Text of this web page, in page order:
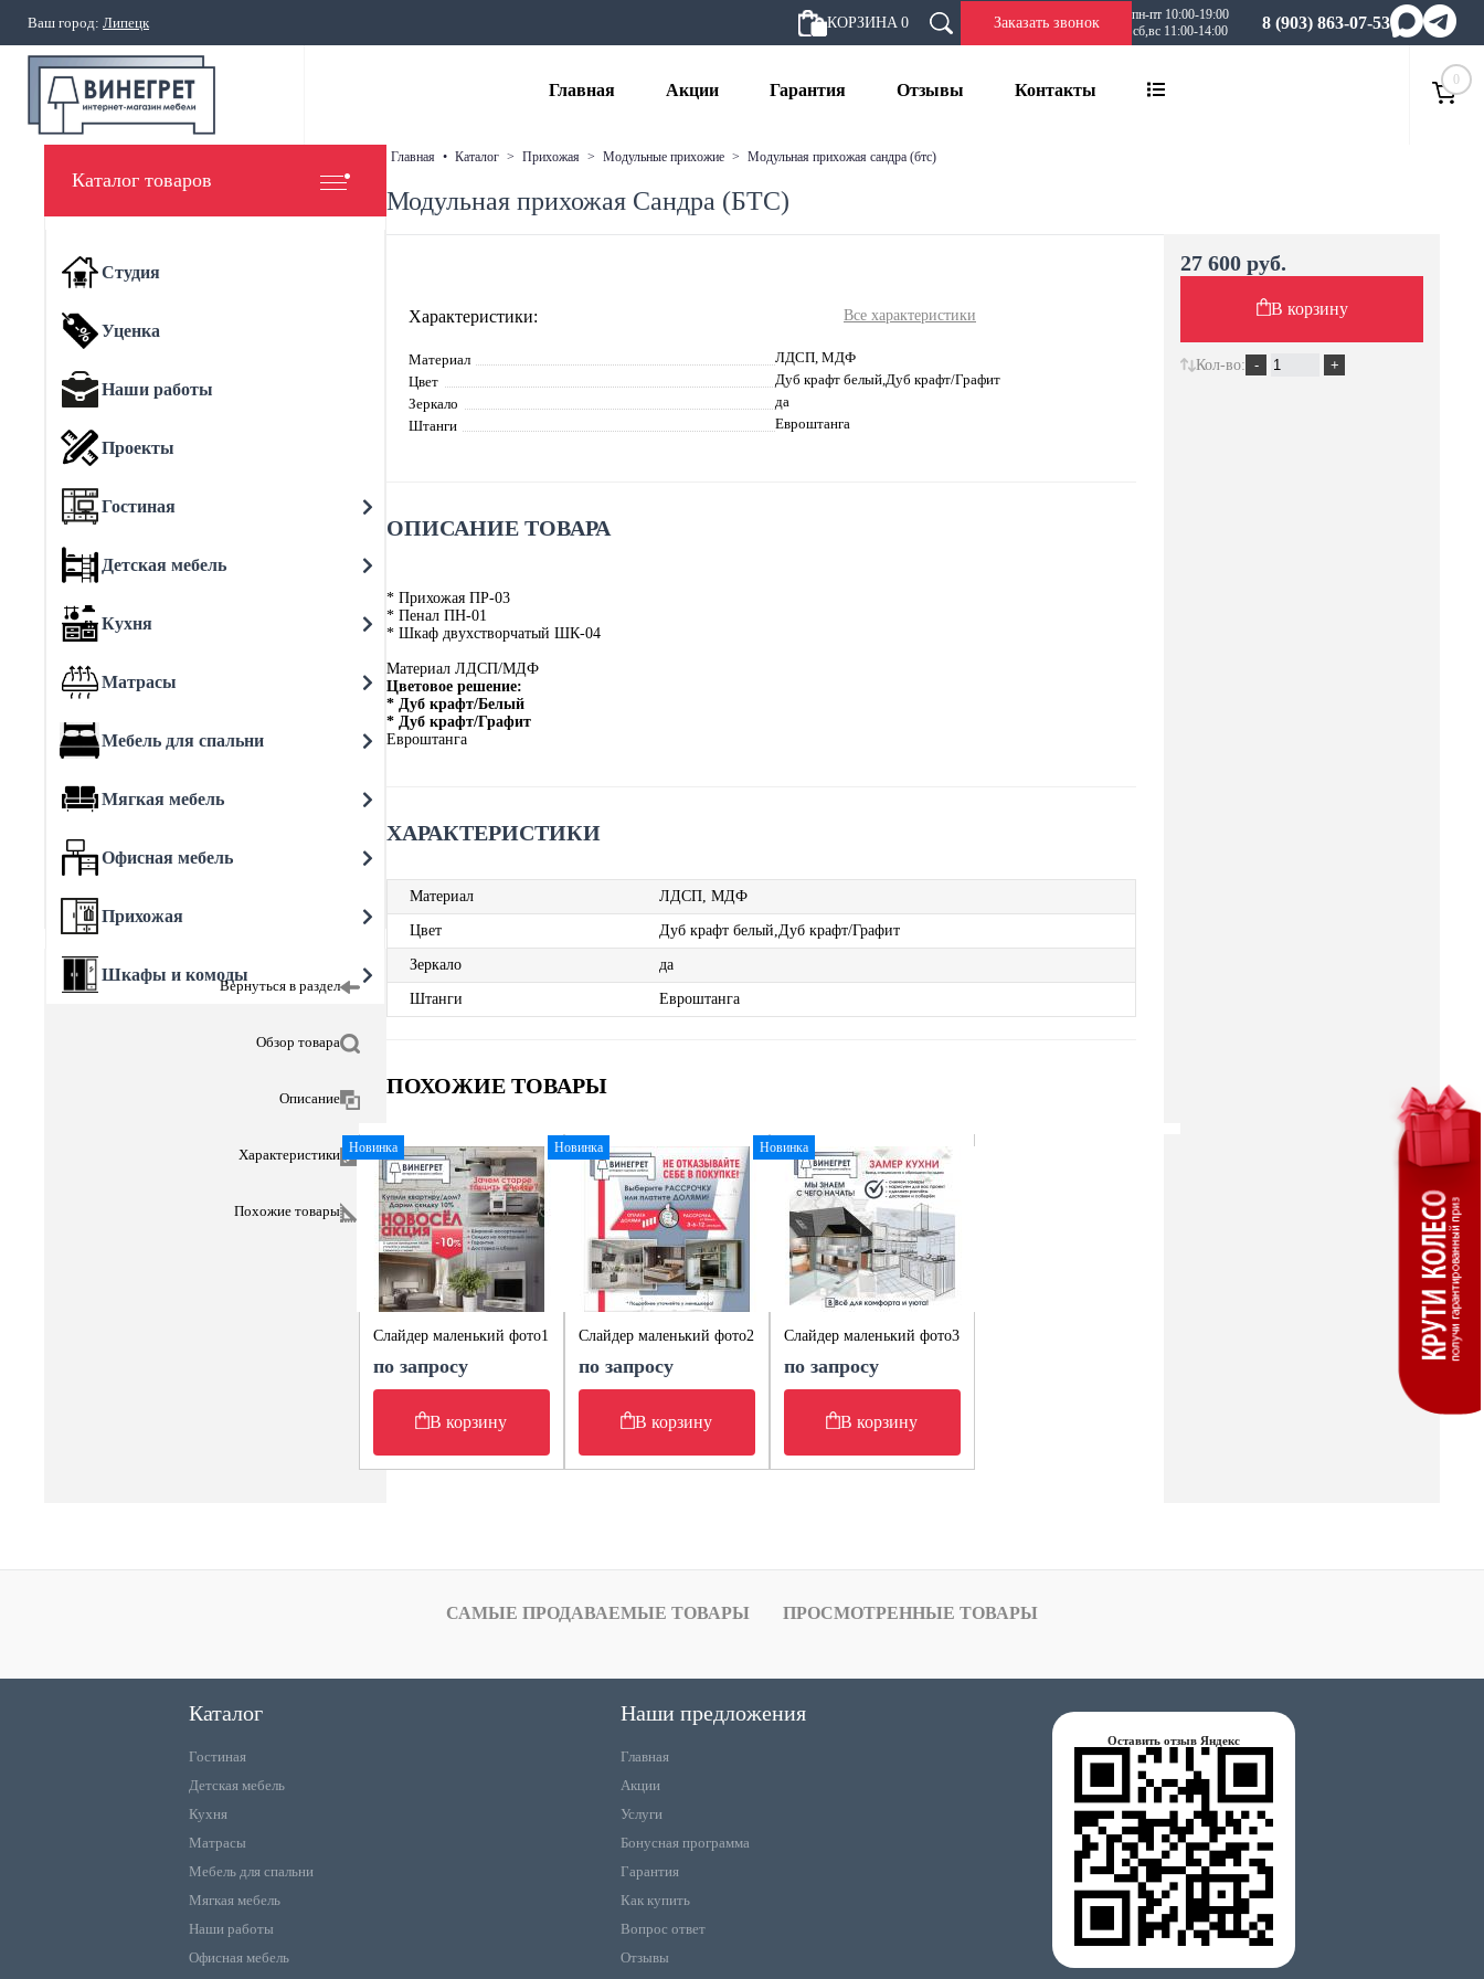
Ваш город: Липецк КОРЗИНА 0 Заказать звонок
пн-пт 10:00-19:00
сб,вс 11:00-14:00
8 (903) 863-07-53
Главная Акции Гарантия Отзывы Контакты
0
Каталог товаров
Студия
Уценка
Наши работы
Проекты
Гостиная
Детская мебель
Кухня
Матрасы
Мебель для спальни
Мягкая мебель
Офисная мебель
Прихожая
Шкафы и комоды
Вернуться в раздел
Обзор товара
Описание
Характеристики
Похожие товары
главная • каталог > прихожая > модульные прихожие > модульная прихожая сандра (бтс)
Модульная прихожая Сандра (БТС)
Характеристики: Все характеристики
Материал
ЛДСП, МДФ
Цвет
Дуб крафт белый,Дуб крафт/Графит
Зеркало
да
Штанги
Евроштанга
ОПИСАНИЕ ТОВАРА
* Прихожая ПР-03
* Пенал ПН-01
* Шкаф двухстворчатый ШК-04
Материал ЛДСП/МДФ
Цветовое решение:
* Дуб крафт/Белый
* Дуб крафт/Графит
Евроштанга
ХАРАКТЕРИСТИКИ
Материал ЛДСП, МДФ
Цвет Дуб крафт белый,Дуб крафт/Графит
Зеркало да
Штанги Евроштанга
ПОХОЖИЕ ТОВАРЫ
Новинка
Слайдер маленький фото1
по запросу
В корзину
Новинка
Слайдер маленький фото2
по запросу
В корзину
Новинка
Слайдер маленький фото3
по запросу
В корзину
27 600 руб.
В корзину
Кол-во:
САМЫЕ ПРОДАВАЕМЫЕ ТОВАРЫ ПРОСМОТРЕННЫЕ ТОВАРЫ
Каталог
Гостиная
Детская мебель
Кухня
Матрасы
Мебель для спальни
Мягкая мебель
Наши работы
Офисная мебель
Наши предложения
Главная
Акции
Услуги
Бонусная программа
Гарантия
Как купить
Вопрос ответ
Отзывы
Оставить отзыв Яндекс